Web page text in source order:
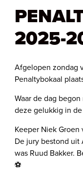
2025-
Afgelopen zondag
Penaltybokaal
Waar de dag
deze gelukkig in
Keeper Niek Groen
De jury bestond uit
was Ruud Bakker.
⚽️